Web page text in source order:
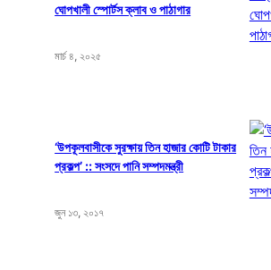
ঘোপখালী স্পোর্টস ক্লাব ও পাঠাগার
মার্চ ৪, ২০২৫
‘উপকূলবাসীকে সুরক্ষায় তিন হাজার কোটি টাকার
প্রকল্প’ :: সংসদে পানি সম্পদমন্ত্রী
জুন ১৩, ২০১৭